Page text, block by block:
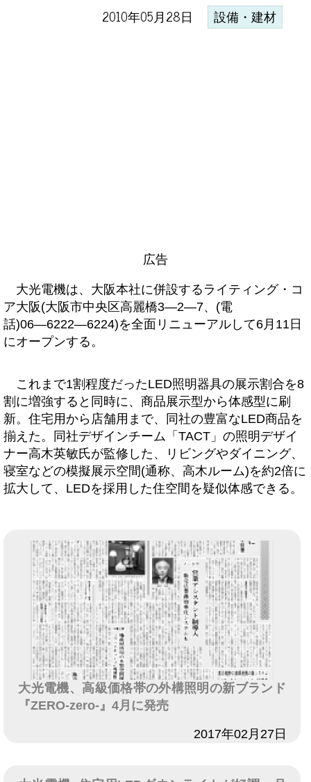
2010年05月28日 設備・建材
広告
大光電機は、大阪本社に併設するライティング・コ
ア大阪(大阪市中央区高麗橋3―2―7、(電
話)06―6222―6224)を全面リニューアルして6月11日
にオープンする。
これまで1割程度だったLED照明器具の展示割合を8
割に増強すると同時に、商品展示型から体感型に刷
新。住宅用から店舗用まで、同社の豊富なLED商品を
揃えた。同社デザインチーム「TACT」の照明デザイ
ナー高木英敏氏が監修した、リビングやダイニング、
寝室などの模擬展示空間(通称、高木ルーム)を約2倍に
拡大して、LEDを採用した住空間を疑似体感できる。
大光電機、高級価格帯の外構照明の新ブランド
『ZERO-zero-』4月に発売
2017年02月27日